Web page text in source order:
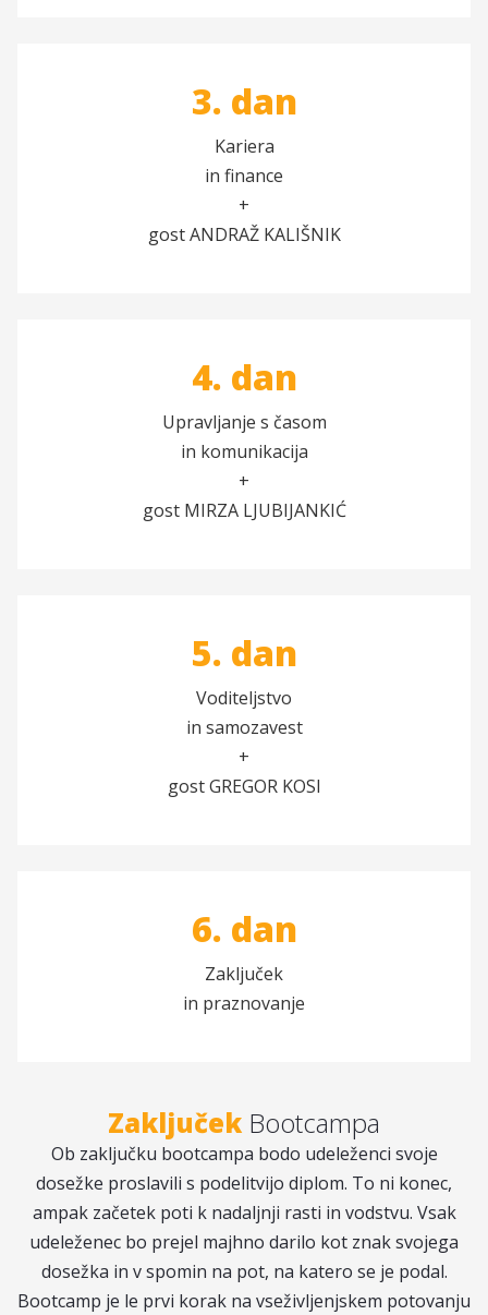
3. dan
Kariera
in finance
+
gost ANDRAŽ KALIŠNIK
4. dan
Upravljanje s časom
in komunikacija
+
gost MIRZA LJUBIJANKIĆ
5. dan
Voditeljstvo
in samozavest
+
gost GREGOR KOSI
6. dan
Zaključek
in praznovanje
Zaključek Bootcampa
Ob zaključku bootcampa bodo udeleženci svoje
dosežke proslavili s podelitvijo diplom. To ni konec,
ampak začetek poti k nadaljnji rasti in vodstvu. Vsak
udeleženec bo prejel majhno darilo kot znak svojega
dosežka in v spomin na pot, na katero se je podal.
Bootcamp je le prvi korak na vseživljenjskem potovanju